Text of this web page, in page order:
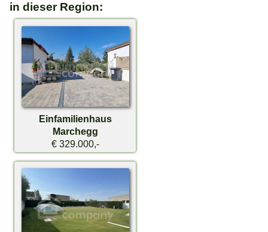
in dieser Region:
Einfamilienhaus
Marchegg
€ 329.000,-